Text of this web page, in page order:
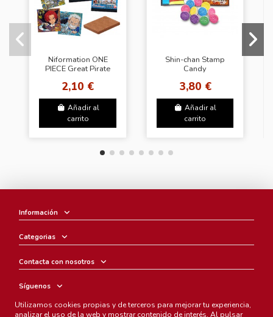
Niformation ONE
PIECE Great Pirate
2,10 €
Añadir al
carrito
Shin-chan Stamp
Candy
3,80 €
Añadir al
carrito
Información
Categorias
Contacta con nosotros
Síguenos
Boletín
Utilizamos cookies propias y de terceros para mejorar tu experiencia,
analizar el uso de la web y mostrar contenido de interés. Al pulsar